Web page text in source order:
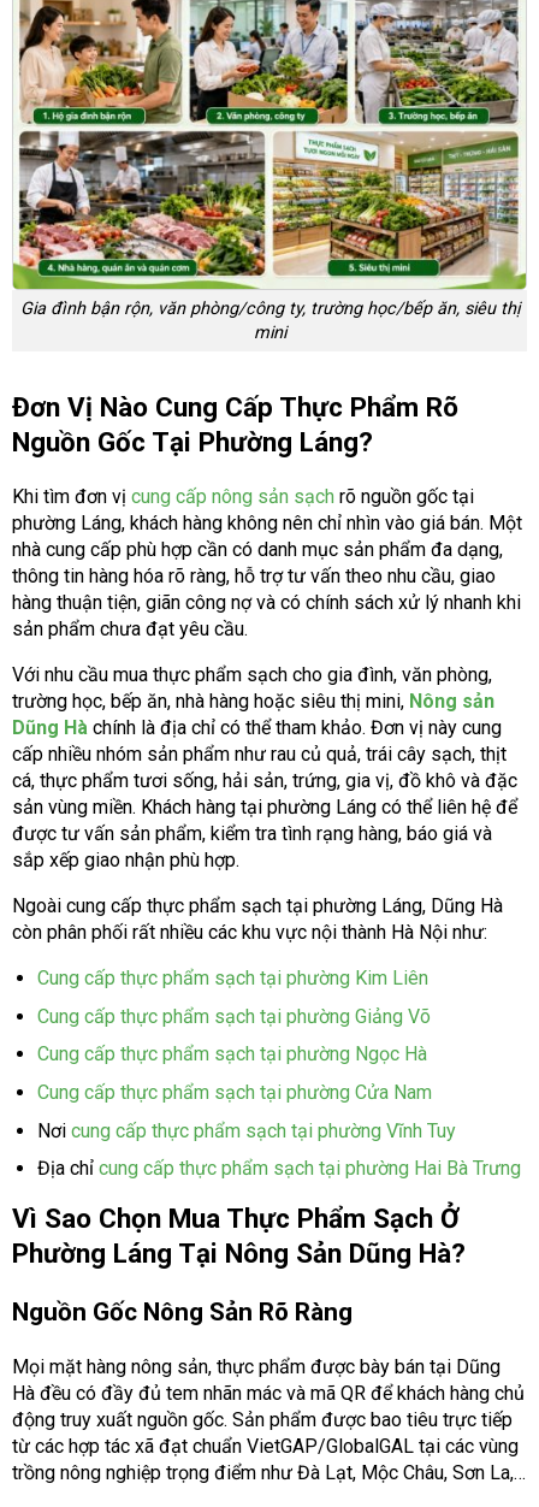
Gia đình bận rộn, văn phòng/công ty, trường học/bếp ăn, siêu thị
mini
Đơn Vị Nào Cung Cấp Thực Phẩm Rõ
Nguồn Gốc Tại Phường Láng?
Khi tìm đơn vị cung cấp nông sản sạch rõ nguồn gốc tại
phường Láng, khách hàng không nên chỉ nhìn vào giá bán. Một
nhà cung cấp phù hợp cần có danh mục sản phẩm đa dạng,
thông tin hàng hóa rõ ràng, hỗ trợ tư vấn theo nhu cầu, giao
hàng thuận tiện, giãn công nợ và có chính sách xử lý nhanh khi
sản phẩm chưa đạt yêu cầu.
Với nhu cầu mua thực phẩm sạch cho gia đình, văn phòng,
trường học, bếp ăn, nhà hàng hoặc siêu thị mini, Nông sản
Dũng Hà chính là địa chỉ có thể tham khảo. Đơn vị này cung
cấp nhiều nhóm sản phẩm như rau củ quả, trái cây sạch, thịt
cá, thực phẩm tươi sống, hải sản, trứng, gia vị, đồ khô và đặc
sản vùng miền. Khách hàng tại phường Láng có thể liên hệ để
được tư vấn sản phẩm, kiểm tra tình rạng hàng, báo giá và
sắp xếp giao nhận phù hợp.
Ngoài cung cấp thực phẩm sạch tại phường Láng, Dũng Hà
còn phân phối rất nhiều các khu vực nội thành Hà Nội như:
Cung cấp thực phẩm sạch tại phường Kim Liên
Cung cấp thực phẩm sạch tại phường Giảng Võ
Cung cấp thực phẩm sạch tại phường Ngọc Hà
Cung cấp thực phẩm sạch tại phường Cửa Nam
Nơi cung cấp thực phẩm sạch tại phường Vĩnh Tuy
Địa chỉ cung cấp thực phẩm sạch tại phường Hai Bà Trưng
Vì Sao Chọn Mua Thực Phẩm Sạch Ở
Phường Láng Tại Nông Sản Dũng Hà?
Nguồn Gốc Nông Sản Rõ Ràng
Mọi mặt hàng nông sản, thực phẩm được bày bán tại Dũng
Hà đều có đầy đủ tem nhãn mác và mã QR để khách hàng chủ
động truy xuất nguồn gốc. Sản phẩm được bao tiêu trực tiếp
từ các hợp tác xã đạt chuẩn VietGAP/GlobalGAL tại các vùng
trồng nông nghiệp trọng điểm như Đà Lạt, Mộc Châu, Sơn La,…